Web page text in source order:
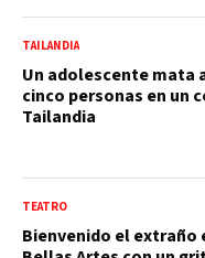
TAILANDIA
Un adolescente mata
cinco personas en un
Tailandia
TEATRO
Bienvenido el extraño